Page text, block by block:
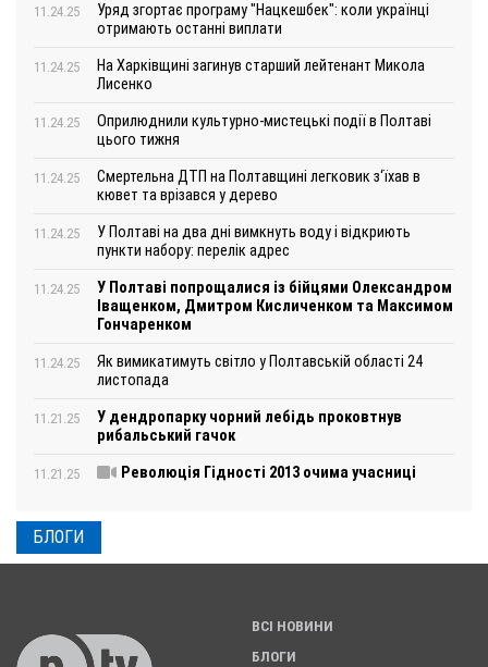
11.24.25
Уряд згортає програму "Нацкешбек": коли українці
отримають останні виплати
11.24.25
На Харківщині загинув старший лейтенант Микола
Лисенко
11.24.25
Оприлюднили культурно-мистецькі події в Полтаві
цього тижня
11.24.25
Смертельна ДТП на Полтавщині легковик з‘їхав в
кювет та врізався у дерево
11.24.25
У Полтаві на два дні вимкнуть воду і відкриють
пункти набору: перелік адрес
11.24.25
У Полтаві попрощалися із бійцями Олександром
Іващенком, Дмитром Кисличенком та Максимом
Гончаренком
11.24.25
Як вимикатимуть світло у Полтавській області 24
листопада
11.21.25
У дендропарку чорний лебідь проковтнув
рибальський гачок
11.21.25 Революція Гідності 2013 очима учасниці
БЛОГИ
ВСІ НОВИНИ
БЛОГИ